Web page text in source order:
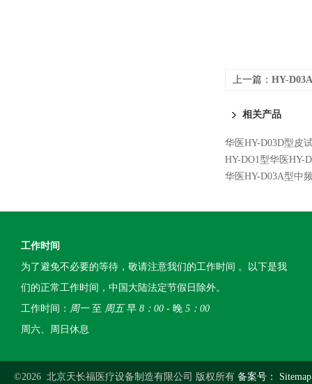
上一篇： HY-
相关产品
华医HY-D03D型皮
HY-DO1型华医HY-
华医HY-D03A型中
工作时间
为了避免不必要的等待，敬请注意我们的工作时间 。以下是我
们的正常工作时间，中国大陆法定节假日除外。
工作时间： 周一至 周五早 8：00 - 晚 5：00
周六、周日休息
©2026 北京天长福医疗设备制造有限公司 版权所有 备案号：